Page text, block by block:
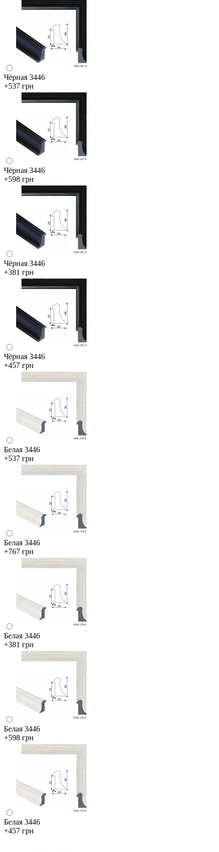
Чёрная 3446
+537 грн
Чёрная 3446
+598 грн
Чёрная 3446
+381 грн
Чёрная 3446
+457 грн
Белая 3446
+537 грн
Белая 3446
+767 грн
Белая 3446
+381 грн
Белая 3446
+598 грн
Белая 3446
+457 грн